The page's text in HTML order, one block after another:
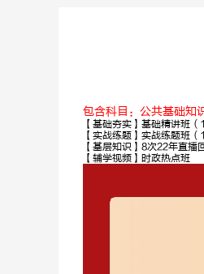
包含科目： 公共基础知
【基础夯实】基础精讲班（
【实战练题】实战练题班（
【基层知识】8次22年直播
【辅学视频】时政热点班
孙圣林